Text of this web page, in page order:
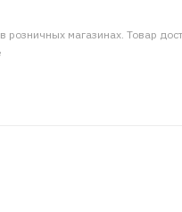
розничных магазинах. Товар